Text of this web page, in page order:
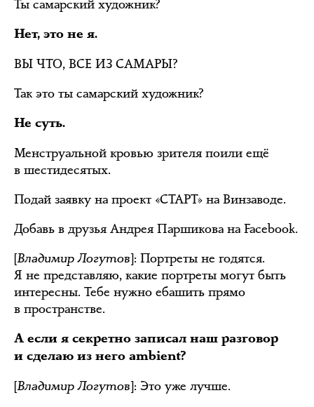
Ты самарский художник?
Нет, это не я.
ВЫ ЧТО, ВСЕ ИЗ САМАРЫ?
Так это ты самарский художник?
Не суть.
Менструальной кровью зрителя поили ещё
в шестидесятых.
Подай заявку на проект «СТАРТ» на Винзаводе.
Добавь в друзья Андрея Паршикова на Facebook.
[Владимир Логутов]: Портреты не годятся.
Я не представляю, какие портреты могут быть
интересны. Тебе нужно ебашить прямо
в пространстве.
А если я секретно записал наш разговор
и сделаю из него ambient?
[Владимир Логутов]: Это уже лучше.